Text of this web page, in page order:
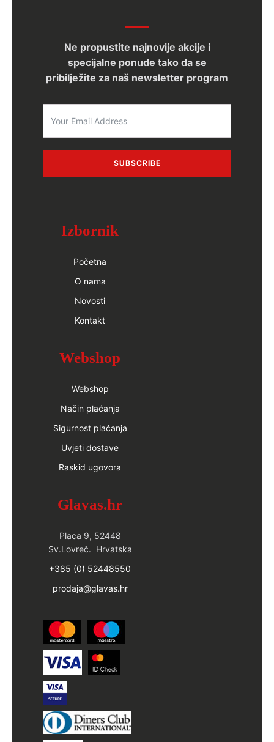
Ne propustite najnovije akcije i
specijalne ponude tako da se
pribilježite za naš newsletter program
SUBSCRIBE
Izbornik
Početna
O nama
Novosti
Kontakt
Webshop
Webshop
Način plaćanja
Sigurnost plaćanja
Uvjeti dostave
Raskid ugovora
Glavas.hr
Placa 9, 52448
Sv.Lovreč. Hrvatska
+385 (0) 52448550
prodaja@glavas.hr